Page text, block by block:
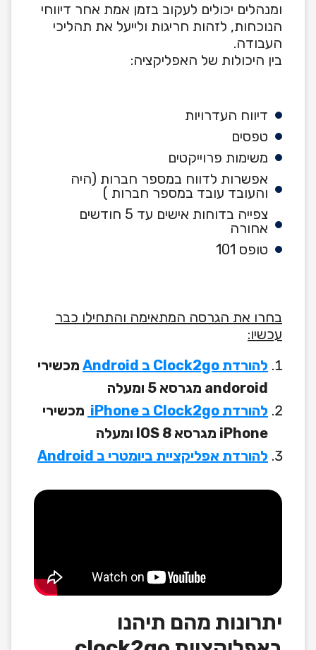
ומנהלים יכולים לעקוב בזמן אמת אחר דיווחי
הנוכחות, לזהות חריגות ולייעל את תהליכי
העבודה.
בין היכולות של האפליקציה:
דיווח העדרויות
טפסים
משימות פרוייקטים
אפשרות לדווח במספר חברות (היה
והעובד עובד במספר חברות )
צפייה בדוחות אישים עד 5 חודשים
אחורה
טופס 101
בחרו את הגרסה המתאימה והתחילו כבר
עכשיו:
להורדת Clock2go ב Android
מכשירי
andoroid מגרסא 5 ומעלה
להורדת Clock2go ב iPhone
מכשירי
iPhone מגרסא IOS 8 ומעלה
להורדת אפליקציית ביומטרי ב Android
יתרונות מהם תיהנו